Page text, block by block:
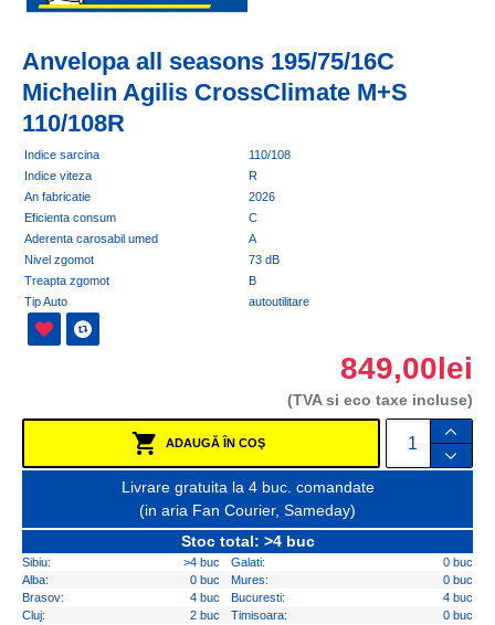
Anvelopa all seasons 195/75/16C
Michelin Agilis CrossClimate M+S
110/108R
Indice sarcina
110/108
Indice viteza
R
An fabricatie
2026
Eficienta consum
C
Aderenta carosabil umed
A
Nivel zgomot
73 dB
Treapta zgomot
B
Tip Auto
autoutilitare
849,00lei
(TVA si eco taxe incluse)
ADAUGĂ ÎN COŞ
Livrare gratuita la 4 buc. comandate
(in aria Fan Courier, Sameday)
Stoc total: >4 buc
Sibiu: >4 buc Galati:
0 buc
Alba:
0 buc Mures:
0 buc
Brasov:
4 buc Bucuresti:
4 buc
Cluj:
2 buc Timisoara:
0 buc